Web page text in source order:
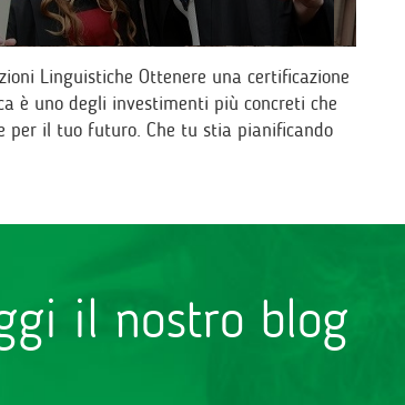
Linguistiche Ottenere una certificazione
è uno degli investimenti più concreti che
per il tuo futuro. Che tu stia pianificando
il nostro blog